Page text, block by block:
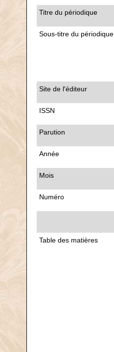
Titre du périodique
Sous-titre du périodique
Site de l'éditeur
ISSN
Parution
Année
Mois
Numéro
Table des matières